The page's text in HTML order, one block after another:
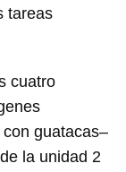
tareas
cuatro
guatacas–
la unidad 2